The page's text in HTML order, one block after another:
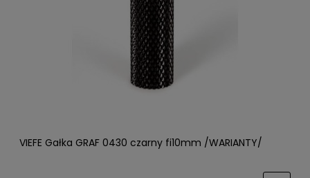
VIEFE Gałka GRAF 0430 czarny fi10mm /WARIANTY/